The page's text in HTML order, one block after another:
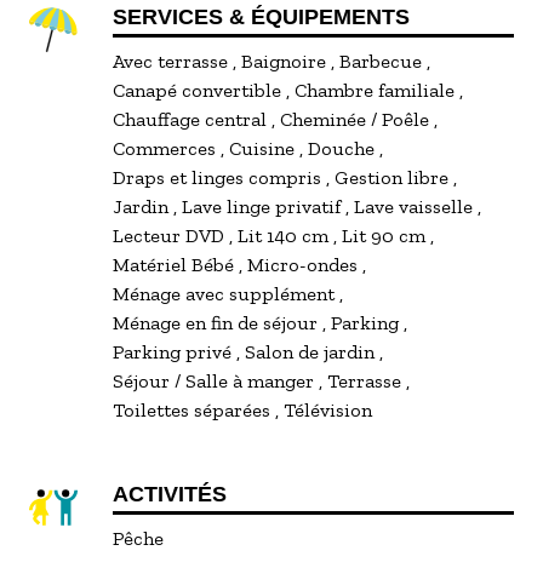
SERVICES & ÉQUIPEMENTS
Avec terrasse Baignoire Barbecue
Canapé convertible Chambre familiale
Chauffage central Cheminée / Poêle
Commerces
Cuisine Douche
Draps et linges compris
Gestion libre
Jardin Lave linge privatif Lave vaisselle
Lecteur DVD
Lit 140 cm Lit 90 cm
Matériel Bébé Micro-ondes
Ménage avec supplément
Ménage en fin de séjour Parking
Parking privé Salon de jardin
Séjour / Salle à manger Terrasse
Toilettes séparées
Télévision
ACTIVITÉS
Pêche